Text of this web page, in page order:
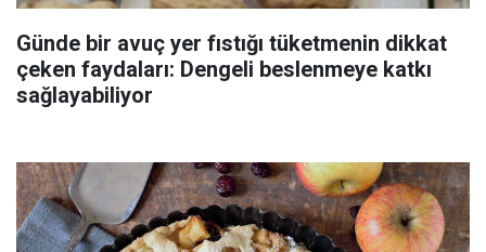
Günde bir avuç yer fıstığı tüketmenin dikkat
çeken faydaları: Dengeli beslenmeye katkı
sağlayabiliyor